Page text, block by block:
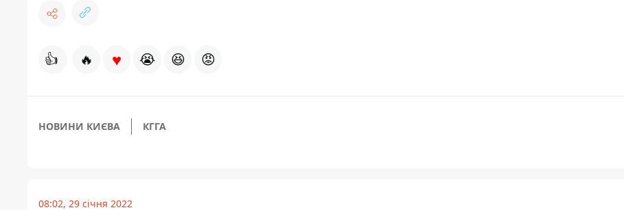
👍 🔥 ♥ 😭 😆 😡
НОВИНИ КИЄВА КГГА
08:02, 29 січня 2022